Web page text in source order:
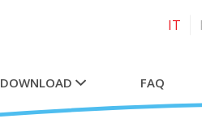
IT
DOWNLOAD FAQ